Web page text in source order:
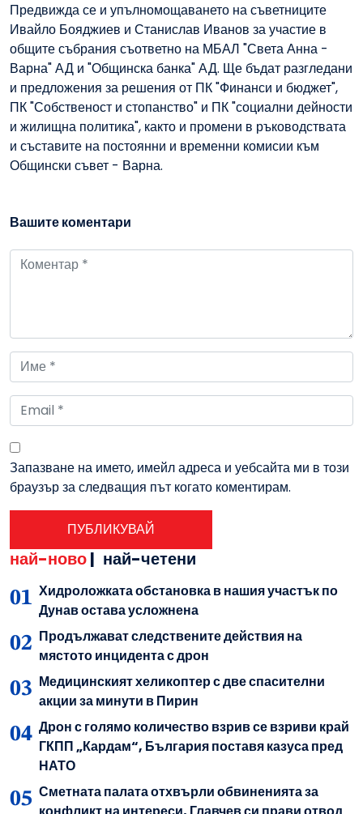
Предвижда се и упълномощаването на съветниците
Ивайло Бояджиев и Станислав Иванов за участие в
общите събрания съответно на МБАЛ "Света Анна -
Варна" АД и "Общинска банка" АД. Ще бъдат разгледани
и предложения за решения от ПК "Финанси и бюджет",
ПК "Собственост и стопанство" и ПК "социални дейности
и жилищна политика", както и промени в ръководствата
и съставите на постоянни и временни комисии към
Общински съвет - Варна.
Вашите коментари
Запазване на името, имейл адреса и уебсайта ми в този
браузър за следващия път когато коментирам.
най-ново| най-четени
Хидроложката обстановка в нашия участък по
Дунав остава усложнена
Продължават следствените действия на
мястото инцидента с дрон
Медицинският хеликоптер с две спасителни
акции за минути в Пирин
Дрон с голямо количество взрив се взриви край
ГКПП „Кардам“, България поставя казуса пред
НАТО
Сметната палата отхвърли обвиненията за